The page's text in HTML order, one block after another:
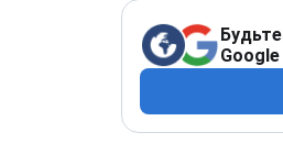
Google